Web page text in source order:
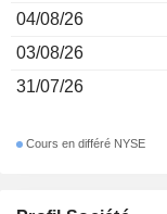
04/08/26
03/08/26
31/07/26
Cours en différé NYSE